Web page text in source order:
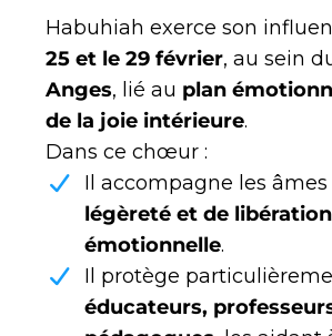
Habuhiah exerce son
25 et le 29 février, au sein
Anges, lié au plan
de la joie intérieure.
Dans ce chœur :
Il accompagne les
légèreté et de libération
émotionnelle.
Il protège
éducateurs,